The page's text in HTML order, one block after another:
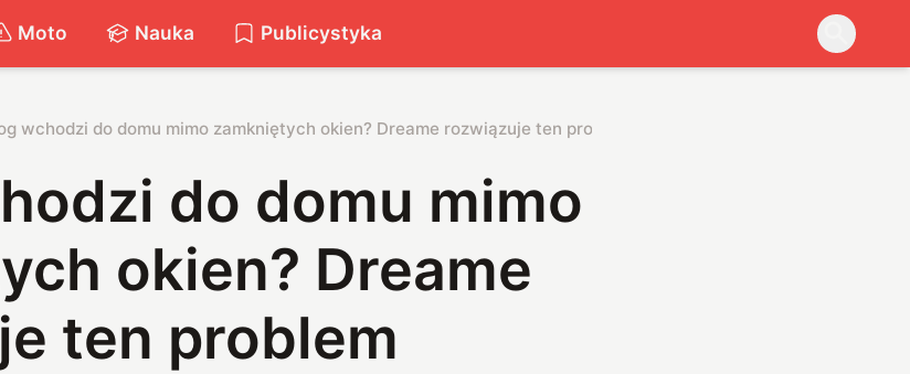
Moto Nauka Publicystyka
wchodzi do domu mimo zamkniętych okien? Dreame rozwiązuje ten problem
do domu mimo
okien? Dreame
ten problem